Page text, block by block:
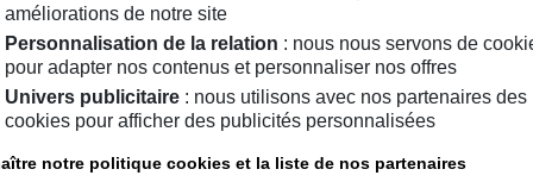
(ROSEMARY) EXTRACT**,
HYDROGENATED OLIVE
TOCOPHEROL, CITRIC ACID
*ingrédient issu de l'olive
**ingrédients issus de
MAIF Social Club
améliorations de notre site
Personnalisation de la relation : nous nous servons de
pour adapter nos contenus et personnaliser nos offres
Univers publicitaire : nous utilisons avec nos partenaires des
cookies pour afficher des publicités personnalisées
notre politique cookies et la liste de nos partenaires